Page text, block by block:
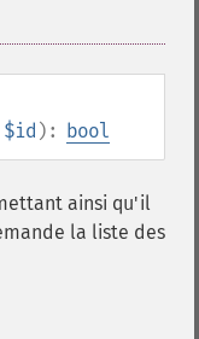
$id ): bool
ainsi qu'il
la liste des